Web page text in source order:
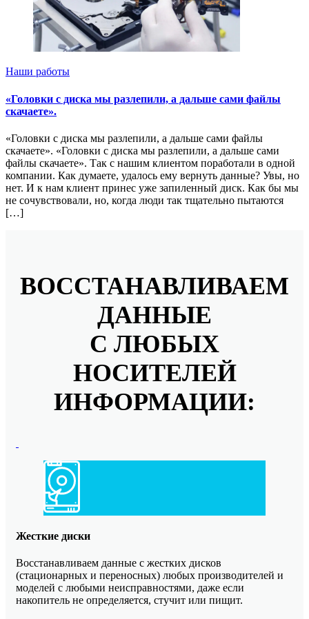
Наши работы
«Головки с диска мы разлепили, а дальше сами файлы
скачаете».
«Головки с диска мы разлепили, а дальше сами файлы
скачаете». «Головки с диска мы разлепили, а дальше сами
файлы скачаете». Так с нашим клиентом поработали в одной
компании. Как думаете, удалось ему вернуть данные? Увы, но
нет. И к нам клиент принес уже запиленный диск. Как бы мы
не сочувствовали, но, когда люди так тщательно пытаются
[…]
ВОССТАНАВЛИВАЕМ
ДАННЫЕ
С ЛЮБЫХ
НОСИТЕЛЕЙ
ИНФОРМАЦИИ:
Жесткие диски
Восстанавливаем данные с жестких дисков
(стационарных и переносных) любых производителей и
моделей с любыми неисправностями, даже если
накопитель не определяется, стучит или пищит.